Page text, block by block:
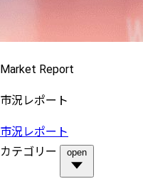
Market Report
市況レポート
市況レポート
カテゴリー
open